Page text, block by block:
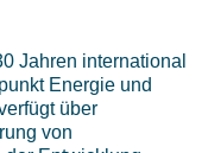
Jahren international
Energie und
über
von